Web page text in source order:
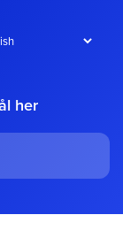
her